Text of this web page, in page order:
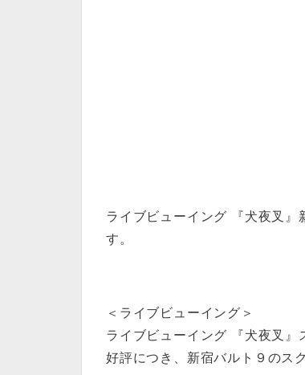
ライブビューイング 『犬夜叉
す。
＜ライブビューイング＞
ライブビューイング 『犬夜叉』
好評につき、新宿バルト９のス